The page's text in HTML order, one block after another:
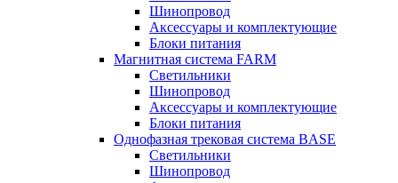
Шинопровод
Аксессуары и комплектующие
Блоки питания
Магнитная система FARM
Светильники
Шинопровод
Аксессуары и комплектующие
Блоки питания
Однофазная трековая система BASE
Светильники
Шинопровод